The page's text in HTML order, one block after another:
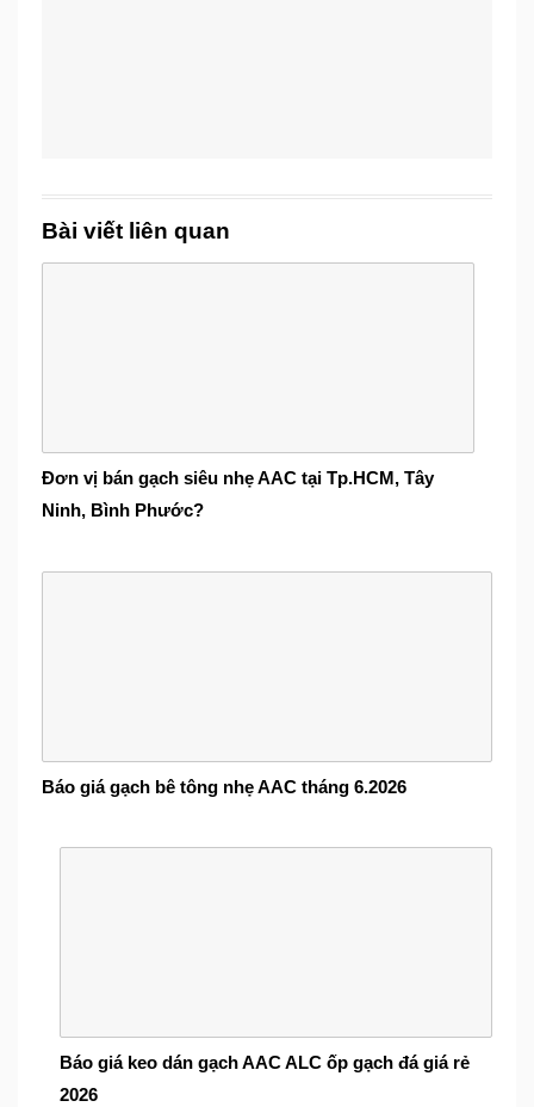
Bài viết liên quan
Đơn vị bán gạch siêu nhẹ AAC tại Tp.HCM, Tây
Ninh, Bình Phước?
Báo giá gạch bê tông nhẹ AAC tháng 6.2026
Báo giá keo dán gạch AAC ALC ốp gạch đá giá rẻ
2026